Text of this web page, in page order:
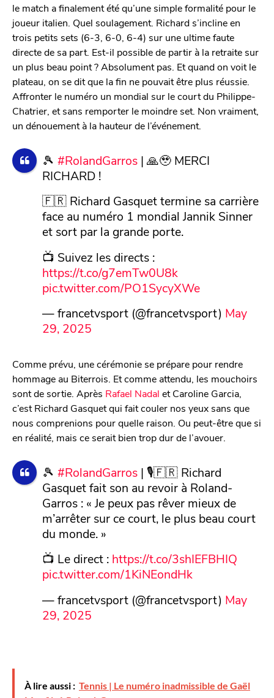
le match a finalement été qu’une simple formalité pour le
joueur italien. Quel soulagement. Richard s’incline en
trois petits sets (6-3, 6-0, 6-4) sur une ultime faute
directe de sa part. Est-il possible de partir à la retraite sur
un plus beau point ? Absolument pas. Et quand on voit le
plateau, on se dit que la fin ne pouvait être plus réussie.
Affronter le numéro un mondial sur le court du Philippe-
Chatrier, et sans remporter le moindre set. Non vraiment,
un dénouement à la hauteur de l’événement.
🎾 #RolandGarros| 🙏🥹 MERCI
RICHARD !
🇫🇷 Richard Gasquet termine sa carrière
face au numéro 1 mondial Jannik Sinner
et sort par la grande porte.
📺 Suivez les directs :
https://t.co/g7emTw0U8k
pic.twitter.com/PO1SycyXWe
— francetvsport (@francetvsport) May
29, 2025
Comme prévu, une cérémonie se prépare pour rendre
hommage au Biterrois. Et comme attendu, les mouchoirs
sont de sortie. Après Rafael Nadal et Caroline Garcia,
c’est Richard Gasquet qui fait couler nos yeux sans que
nous comprenions pour quelle raison. Ou peut-être que si
en réalité, mais ce serait bien trop dur de l’avouer.
🎾 #RolandGarros| 🎙️🇫🇷 Richard
Gasquet fait son au revoir à Roland-
Garros : « Je peux pas rêver mieux de
m’arrêter sur ce court, le plus beau court
du monde. »
📺 Le direct : https://t.co/3shIEFBHIQ
pic.twitter.com/1KiNEondHk
— francetvsport (@francetvsport) May
29, 2025
À lire aussi : Tennis | Le numéro inadmissible de Gaël